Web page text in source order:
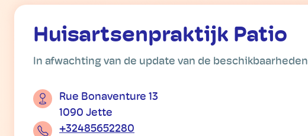
Huisartsenpraktijk Patio
In afwachting van de update van de beschikbaarheden
Rue Bonaventure 13
1090 Jette
+32485652280